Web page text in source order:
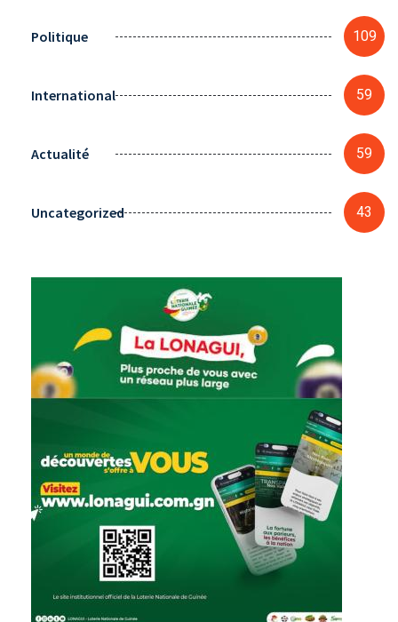
Politique 109
International 59
Actualité 59
Uncategorized 43